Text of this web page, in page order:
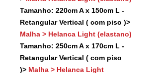
Tamanho: 220cm A x 150cm L -
Retangular Vertical ( com piso )>
Malha > Helanca Light (elastano)
Tamanho: 250cm A x 170cm L -
Retangular Vertical ( com piso
)> Malha > Helanca Light